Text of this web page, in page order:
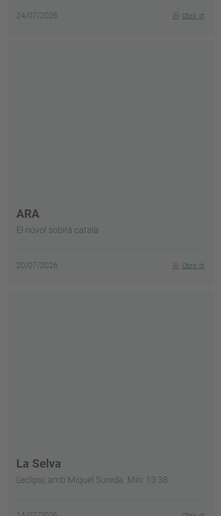
24/07/2026 Obrir
ARA
El núvol sobirà català
20/07/2026 Obrir
La Selva
L'eclipsi, amb Miquel Sureda. Min: 13:38.